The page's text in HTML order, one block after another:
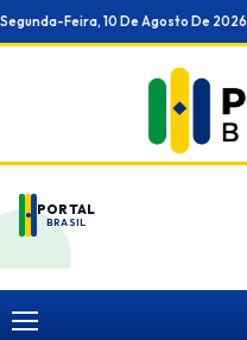
Ir
para
Segunda-Feira, 10 De Agosto De 2026
PORTAL
BRASIL